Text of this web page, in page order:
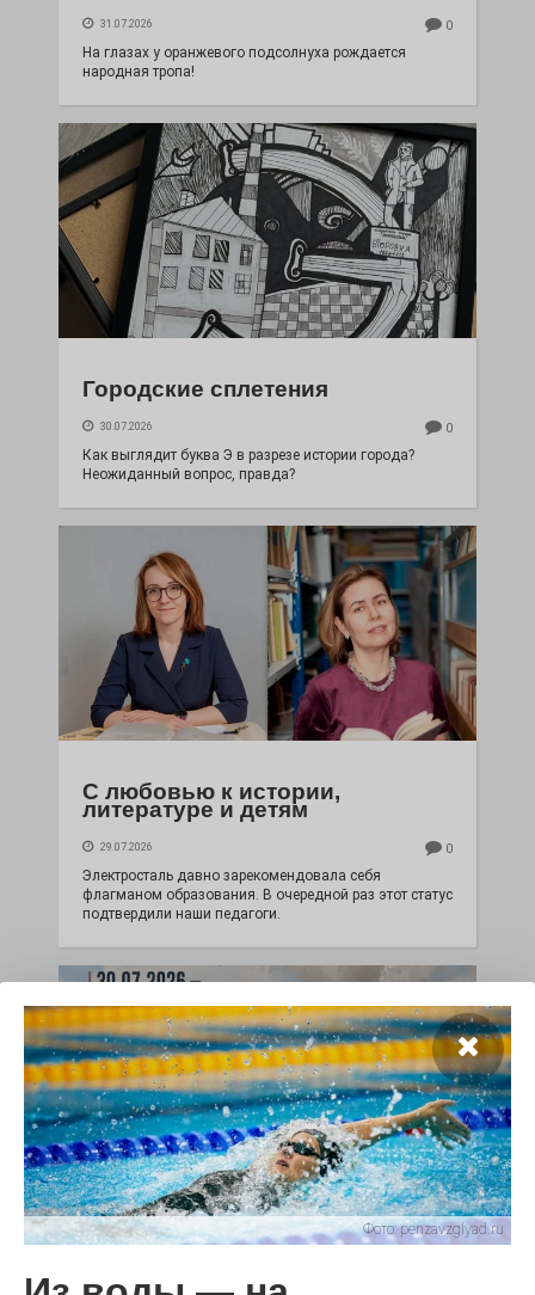
31.07.2026 0
На глазах у оранжевого подсолнуха рождается
народная тропа!
Городские сплетения
30.07.2026 0
Как выглядит буква Э в разрезе истории города?
Неожиданный вопрос, правда?
С любовью к истории,
литературе и детям
29.07.2026 0
Электросталь давно зарекомендовала себя
флагманом образования. В очередной раз этот статус
подтвердили наши педагоги.
Чувство Родины — одно на
всех
28.07.2026
Фото:penzavzglyad.ru